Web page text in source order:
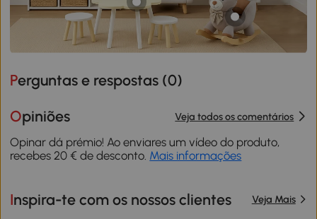
Perguntas e respostas (0)
Opiniões Veja todos os comentários
Opinar dá prémio! Ao enviares um vídeo do produto,
recebes 20 € de desconto. Mais informações
Inspira-te com os nossos clientes Veja Mais